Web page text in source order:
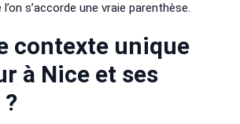
s’accorde une vraie parenthèse.
contexte unique
à Nice et ses